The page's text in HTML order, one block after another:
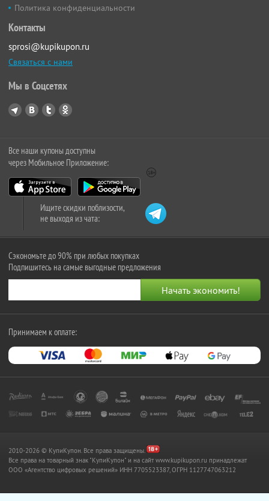
Политика конфиденциальности
Контакты
sprosi@kupikupon.ru
Связаться с нами
Мы в Соцсетях
Все наши купоны доступны
через Мобильное Приложение:
Ищите скидки поблизости,
не выходя из чата:
Сэкономьте до 90% при любых покупках
Подпишитесь на самые выгодные предложения
Принимаем к оплате:
2010-2026 © КупиКупон. Все права защищены.
Все права на товарный знак "КупиКупон" и на сайт www.kupikupon.ru принадлежат
OOO «Агентство цифровых решений» ИНН 7705523387, ОГРН 1127747063212